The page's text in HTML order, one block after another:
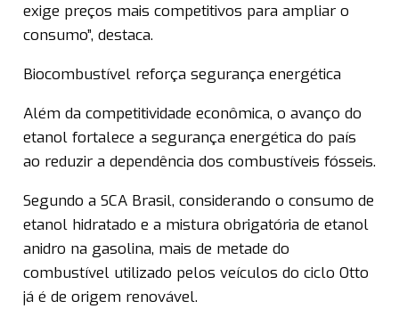
exige preços mais competitivos para ampliar o
consumo”, destaca.
Biocombustível reforça segurança energética
Além da competitividade econômica, o avanço do
etanol fortalece a segurança energética do país
ao reduzir a dependência dos combustíveis fósseis.
Segundo a SCA Brasil, considerando o consumo de
etanol hidratado e a mistura obrigatória de etanol
anidro na gasolina, mais de metade do
combustível utilizado pelos veículos do ciclo Otto
já é de origem renovável.